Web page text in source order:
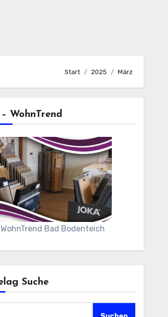
Start 2025 März
WohnTrend
Bad Bodenteich
Suche